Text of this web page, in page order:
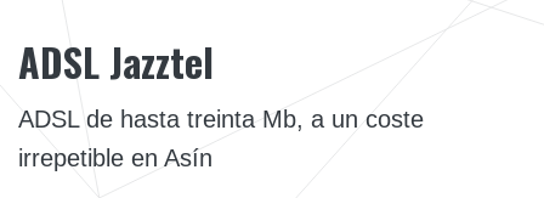
ADSL Jazztel
ADSL de hasta treinta Mb, a un coste
irrepetible en Asín